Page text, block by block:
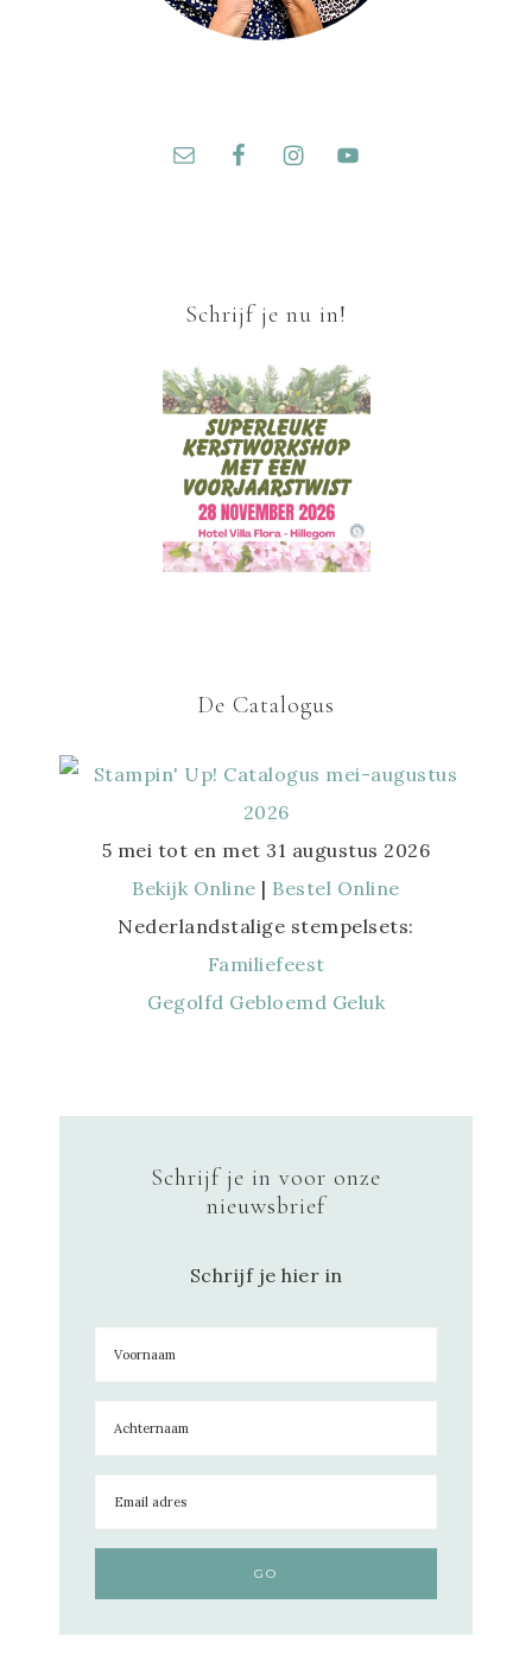
Schrijf je nu in!
De Catalogus
5 mei tot en met 31 augustus 2026
Bekijk Online | Bestel Online
Nederlandstalige stempelsets:
Familiefeest
Gegolfd Gebloemd Geluk
Schrijf je in voor onze
nieuwsbrief
Schrijf je hier in